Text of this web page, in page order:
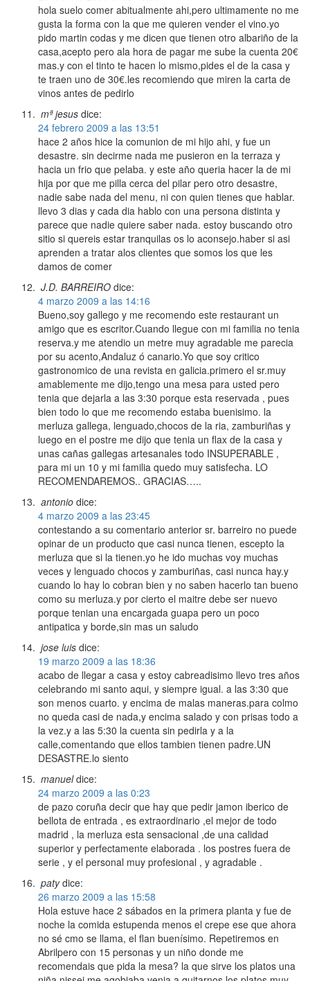
hola suelo comer abitualmente ahi,pero ultimamente no me
gusta la forma con la que me quieren vender el vino.yo
pido martin codas y me dicen que tienen otro albariño de la
casa,acepto pero ala hora de pagar me sube la cuenta 20€
mas.y con el tinto te hacen lo mismo,pides el de la casa y
te traen uno de 30€.les recomiendo que miren la carta de
vinos antes de pedirlo
mª jesus dice:
24 febrero 2009 a las 13:51
hace 2 años hice la comunion de mi hijo ahi, y fue un
desastre. sin decirme nada me pusieron en la terraza y
hacia un frio que pelaba. y este año queria hacer la de mi
hija por que me pilla cerca del pilar pero otro desastre,
nadie sabe nada del menu, ni con quien tienes que hablar.
llevo 3 dias y cada dia hablo con una persona distinta y
parece que nadie quiere saber nada. estoy buscando otro
sitio si quereis estar tranquilas os lo aconsejo.haber si asi
aprenden a tratar alos clientes que somos los que les
damos de comer
J.D. BARREIRO dice:
4 marzo 2009 a las 14:16
Bueno,soy gallego y me recomendo este restaurant un
amigo que es escritor.Cuando llegue con mi familia no tenia
reserva.y me atendio un metre muy agradable me parecia
por su acento,Andaluz ó canario.Yo que soy critico
gastronomico de una revista en galicia.primero el sr.muy
amablemente me dijo,tengo una mesa para usted pero
tenia que dejarla a las 3:30 porque esta reservada , pues
bien todo lo que me recomendo estaba buenisimo. la
merluza gallega, lenguado,chocos de la ria, zamburiñas y
luego en el postre me dijo que tenia un flax de la casa y
unas cañas gallegas artesanales todo INSUPERABLE ,
para mi un 10 y mi familia quedo muy satisfecha. LO
RECOMENDAREMOS.. GRACIAS…..
antonio dice:
4 marzo 2009 a las 23:45
contestando a su comentario anterior sr. barreiro no puede
opinar de un producto que casi nunca tienen, escepto la
merluza que si la tienen.yo he ido muchas voy muchas
veces y lenguado chocos y zamburiñas, casi nunca hay.y
cuando lo hay lo cobran bien y no saben hacerlo tan bueno
como su merluza.y por cierto el maitre debe ser nuevo
porque tenian una encargada guapa pero un poco
antipatica y borde,sin mas un saludo
jose luis dice:
19 marzo 2009 a las 18:36
acabo de llegar a casa y estoy cabreadisimo llevo tres años
celebrando mi santo aqui, y siempre igual. a las 3:30 que
son menos cuarto. y encima de malas maneras.para colmo
no queda casi de nada,y encima salado y con prisas todo a
la vez.y a las 5:30 la cuenta sin pedirla y a la
calle,comentando que ellos tambien tienen padre.UN
DESASTRE.lo siento
manuel dice:
24 marzo 2009 a las 0:23
de pazo coruña decir que hay que pedir jamon iberico de
bellota de entrada , es extraordinario ,el mejor de todo
madrid , la merluza esta sensacional ,de una calidad
superior y perfectamente elaborada . los postres fuera de
serie , y el personal muy profesional , y agradable .
paty dice:
26 marzo 2009 a las 15:58
Hola estuve hace 2 sábados en la primera planta y fue de
noche la comida estupenda menos el crepe ese que ahora
no sé cmo se llama, el flan buenísimo. Repetiremos en
Abrilpero con 15 personas y un niño donde me
recomendais que pida la mesa? la que sirve los platos una